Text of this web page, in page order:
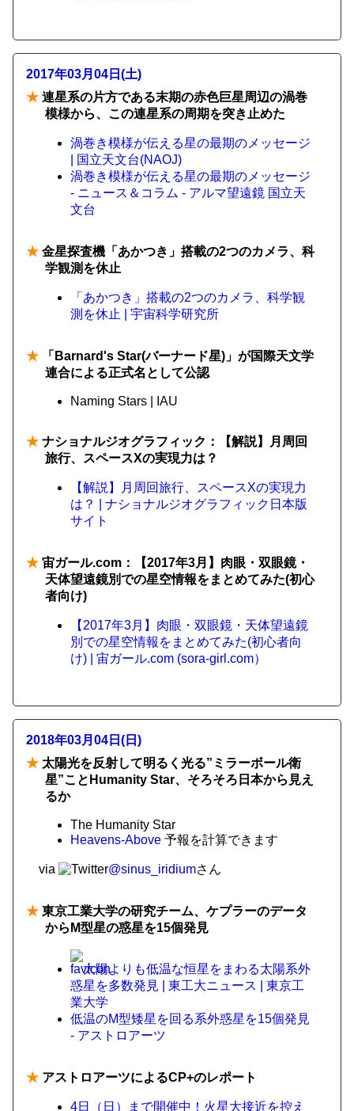
2017年03月04日(土)
★ 連星系の片方である末期の赤色巨星周辺の渦巻
模様から、この連星系の周期を突き止めた
渦巻き模様が伝える星の最期のメッセージ
| 国立天文台(NAOJ)
渦巻き模様が伝える星の最期のメッセージ
- ニュース＆コラム - アルマ望遠鏡 国立天
文台
★ 金星探査機「あかつき」搭載の2つのカメラ、科
学観測を休止
「あかつき」搭載の2つのカメラ、科学観
測を休止 | 宇宙科学研究所
★ 「Barnard's Star(バーナード星)」が国際天文学
連合による正式名として公認
Naming Stars | IAU
★ ナショナルジオグラフィック：【解説】月周回
旅行、スペースXの実現力は？
【解説】月周回旅行、スペースXの実現力
は？ | ナショナルジオグラフィック日本版
サイト
★ 宙ガール.com：【2017年3月】肉眼・双眼鏡・
天体望遠鏡別での星空情報をまとめてみた(初心
者向け)
【2017年3月】肉眼・双眼鏡・天体望遠鏡
別での星空情報をまとめてみた(初心者向
け) | 宙ガール.com (sora-girl.com）
2018年03月04日(日)
★ 太陽光を反射して明るく光る”ミラーボール衛
星”ことHumanity Star、そろそろ日本から見え
るか
The Humanity Star
Heavens-Above 予報を計算できます
via @sinus_iridiumさん
★ 東京工業大学の研究チーム、ケプラーのデータ
からM型星の惑星を15個発見
太陽よりも低温な恒星をまわる太陽系外
惑星を多数発見 | 東工大ニュース | 東京工
業大学
低温のM型矮星を回る系外惑星を15個発見
- アストロアーツ
★ アストロアーツによるCP+のレポート
4日（日）まで開催中！火星大接近を控え